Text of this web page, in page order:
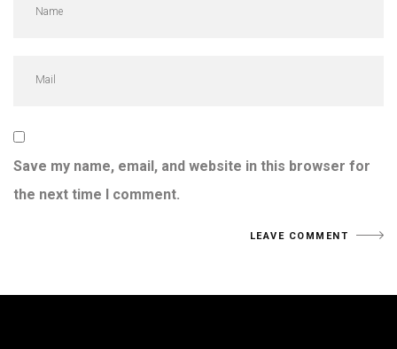
Save my name, email, and website in this browser for
the next time I comment.